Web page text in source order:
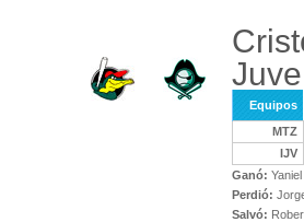
Equipos
MTZ
IJV
Ganó:
Perdió:
Salvó: